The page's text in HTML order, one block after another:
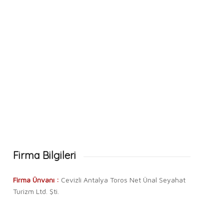
Firma Bilgileri
Firma Ünvanı : Cevizli Antalya Toros Net Ünal Seyahat
Turizm Ltd. Şti.